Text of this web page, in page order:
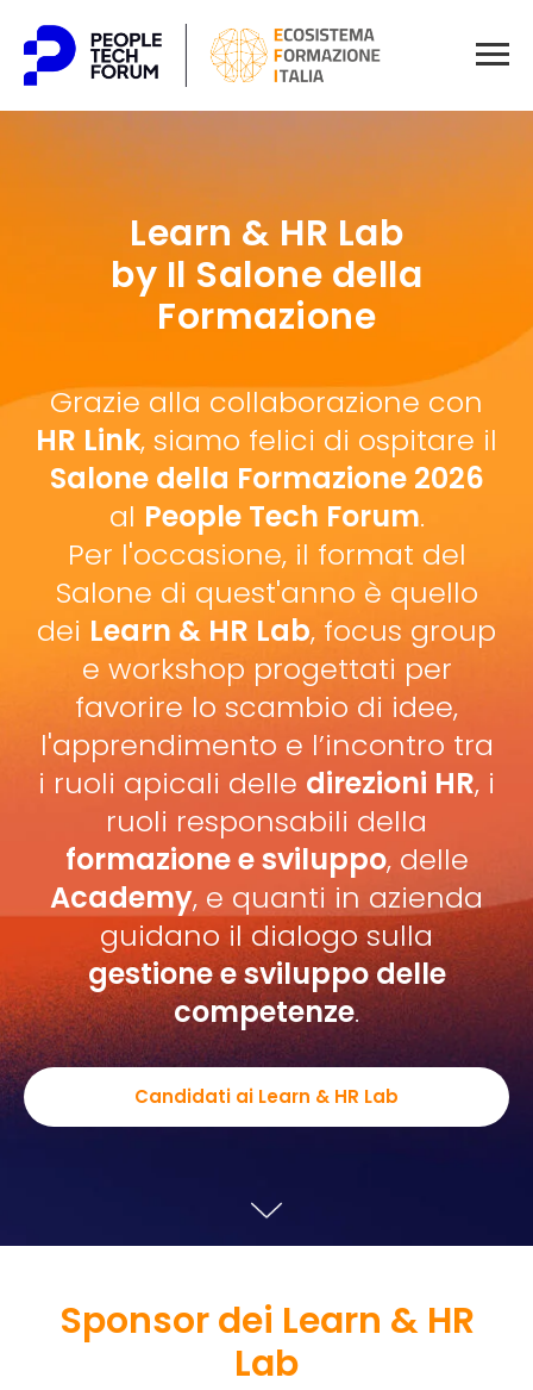
Learn & HR Lab
by Il Salone della
Formazione
Grazie alla collaborazione con
HR Link, siamo felici di ospitare il
Salone della Formazione 2026
al People Tech Forum.
Per l'occasione, il format del
Salone di quest'anno è quello
dei Learn & HR Lab, focus group
e workshop progettati per
favorire lo scambio di idee,
l'apprendimento e l’incontro tra
i ruoli apicali delle direzioni HR, i
ruoli responsabili della
formazione e sviluppo, delle
Academy, e quanti in azienda
guidano il dialogo sulla
gestione e sviluppo delle
competenze.
Candidati ai Learn & HR Lab
Sponsor dei Learn & HR
Lab